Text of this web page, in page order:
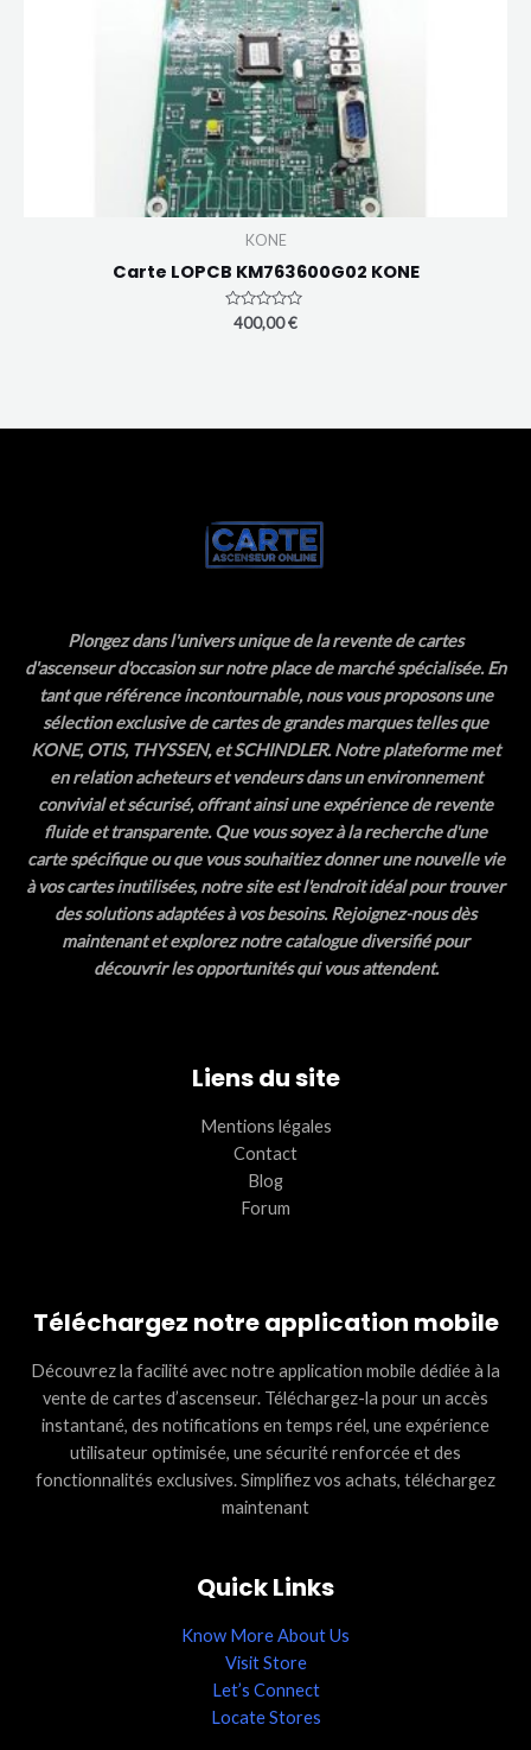
KONE
Carte LOPCB KM763600G02 KONE
Note
400,00€
Plongez dans l'univers unique de la revente de cartes
d'ascenseur d'occasion sur notre place de marché spécialisée. En
tant que référence incontournable, nous vous proposons une
sélection exclusive de cartes de grandes marques telles que
KONE, OTIS, THYSSEN, et SCHINDLER. Notre plateforme met
en relation acheteurs et vendeurs dans un environnement
convivial et sécurisé, offrant ainsi une expérience de revente
fluide et transparente. Que vous soyez à la recherche d'une
carte spécifique ou que vous souhaitiez donner une nouvelle vie
à vos cartes inutilisées, notre site est l'endroit idéal pour trouver
des solutions adaptées à vos besoins. Rejoignez-nous dès
maintenant et explorez notre catalogue diversifié pour
découvrir les opportunités qui vous attendent.
Liens du site
Mentions légales
Contact
Blog
Forum
Téléchargez notre application mobile
Découvrez la facilité avec notre application mobile dédiée à la
vente de cartes d’ascenseur. Téléchargez-la pour un accès
instantané, des notifications en temps réel, une expérience
utilisateur optimisée, une sécurité renforcée et des
fonctionnalités exclusives. Simplifiez vos achats, téléchargez
maintenant
Quick Links
Know More About Us
Visit Store
Let’s Connect
Locate Stores